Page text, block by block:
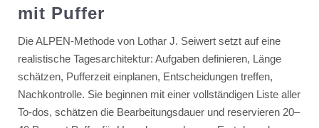
mit Puffer
Die ALPEN-Methode von Lothar J. Seiwert setzt auf eine
realistische Tagesarchitektur: Aufgaben definieren, Länge
schätzen, Pufferzeit einplanen, Entscheidungen treffen,
Nachkontrolle. Sie beginnen mit einer vollständigen Liste aller
To-dos, schätzen die Bearbeitungsdauer und reservieren 20–